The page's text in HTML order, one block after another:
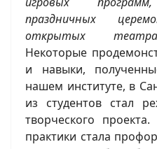
праздничных
открытых
Некоторые
и навыки,
нашем институте, в
из студентов стал
творческого
практики стала